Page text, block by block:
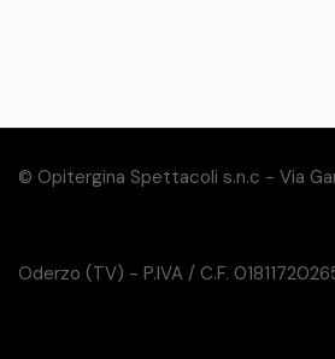
© Opitergina Spettacoli s.n.c - Via
Oderzo (TV) - P.IVA / C.F.